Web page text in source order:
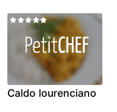
Caldo lourenciano